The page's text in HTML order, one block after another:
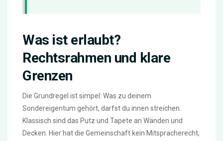
Was ist erlaubt?
Rechtsrahmen und klare
Grenzen
Die Grundregel ist simpel: Was zu deinem
Sondereigentum gehört, darfst du innen streichen.
Klassisch sind das Putz und Tapete an Wänden und
Decken. Hier hat die Gemeinschaft kein Mitspracherecht,